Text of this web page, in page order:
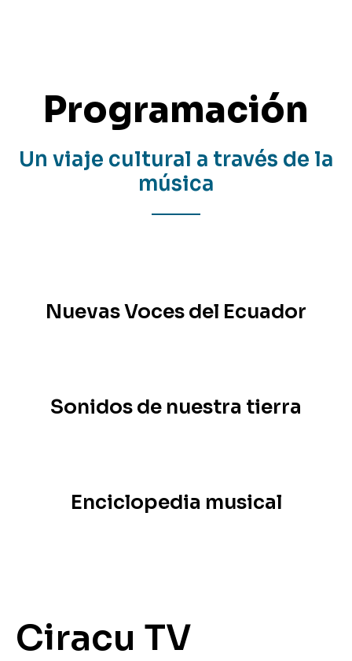
Programación
Un viaje cultural a través de la
música
Nuevas Voces del Ecuador
Sonidos de nuestra tierra
Enciclopedia musical
Ciracu TV